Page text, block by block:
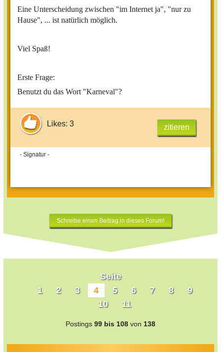
Eine Unterscheidung zwischen "im Internet ja", "nur zu
Hause", ... ist natürlich möglich.
Viel Spaß!
Erste Frage:
Benutzt du das Wort "Karneval"?
Likes: 3 zitieren
- Signatur -
Schreibe einen Beitrag in dieses Forum!
Seite
1
2 3 4 5 6 7 8
9
10
11
Postings 99 bis 108 von 138